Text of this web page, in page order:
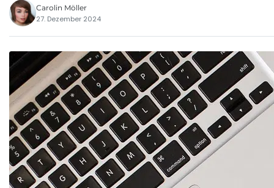
Carolin Möller
27. Dezember 2024